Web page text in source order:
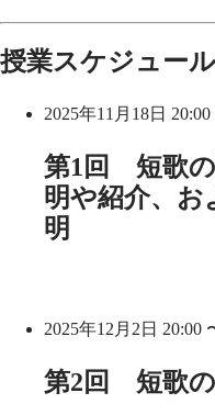
授業スケジュール
2025年11月18日 20:00
第1回 短歌
明や紹介、お
明
2025年12月2日 20:00
第2回 短歌